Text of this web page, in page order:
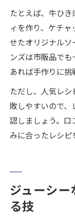
たとえば、牛ひ
ィを作り、ケチ
せたオリジナルソ
ンズは市販品で
あれば手作りに挑
ただし、人気レ
敗しやすいので
認しましょう。
みに合ったレシピ
ジューシ
る技